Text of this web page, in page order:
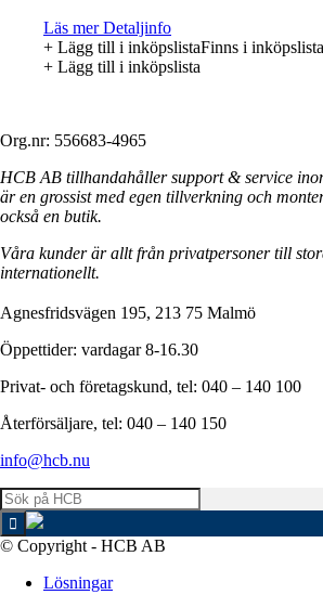
Läs merDetaljinfo
+ Lägg till i inköpslistaFinns i inköpslista
+ Lägg till i inköpslista
Org.nr: 556683-4965
HCB AB tillhandahåller support & service
är en grossist med egen tillverkning och
också en butik.
Våra kunder är allt från privatpersoner till
internationellt.
Agnesfridsvägen 195, 213 75 Malmö
Öppettider: vardagar 8-16.30
Privat- och företagskund, tel: 040 – 140 100
Återförsäljare, tel: 040 – 140 150
info@hcb.nu
© Copyright - HCB AB
Lösningar